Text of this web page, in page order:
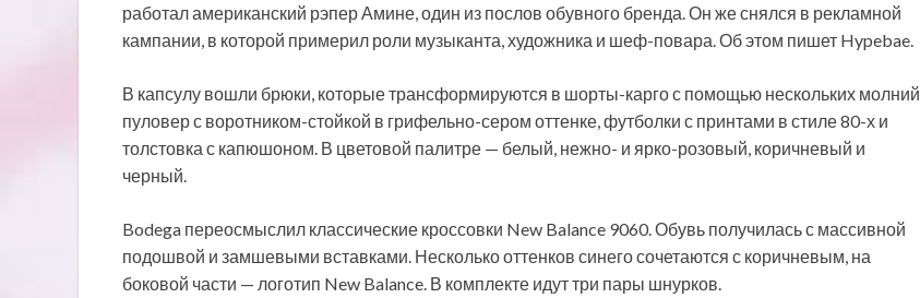
работал американский рэпер Амине, один из послов обувного бренда. Он же снялся в рекламной
кампании, в которой примерил роли музыканта, художника и шеф-повара. Об этом пишет Hypebae.
В капсулу вошли брюки, которые трансформируются в шорты-карго с помощью нескольких молний,
пуловер с воротником-стойкой в грифельно-сером оттенке, футболки с принтами в стиле 80-х и
толстовка с капюшоном. В цветовой палитре — белый, нежно- и ярко-розовый, коричневый и
черный.
Bodega переосмыслил классические кроссовки New Balance 9060. Обувь получилась с массивной
подошвой и замшевыми вставками. Несколько оттенков синего сочетаются с коричневым, на
боковой части — логотип New Balance. В комплекте идут три пары шнурков.